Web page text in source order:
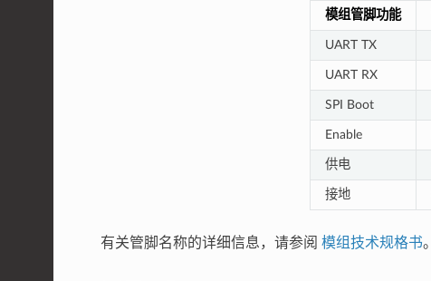
模组管脚功能
UART TX
UART RX
SPI Boot
Enable
供电
接地
有关管脚名称的详细信息，请参阅 模组技术规格书。